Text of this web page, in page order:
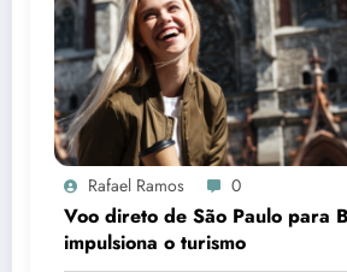
Rafael Ramos 0
Voo direto de São Paulo para
impulsiona o turismo